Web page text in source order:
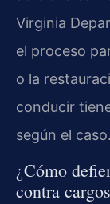
Virginia
el proceso
o la
conducir
según el caso.
¿Cómo
contra